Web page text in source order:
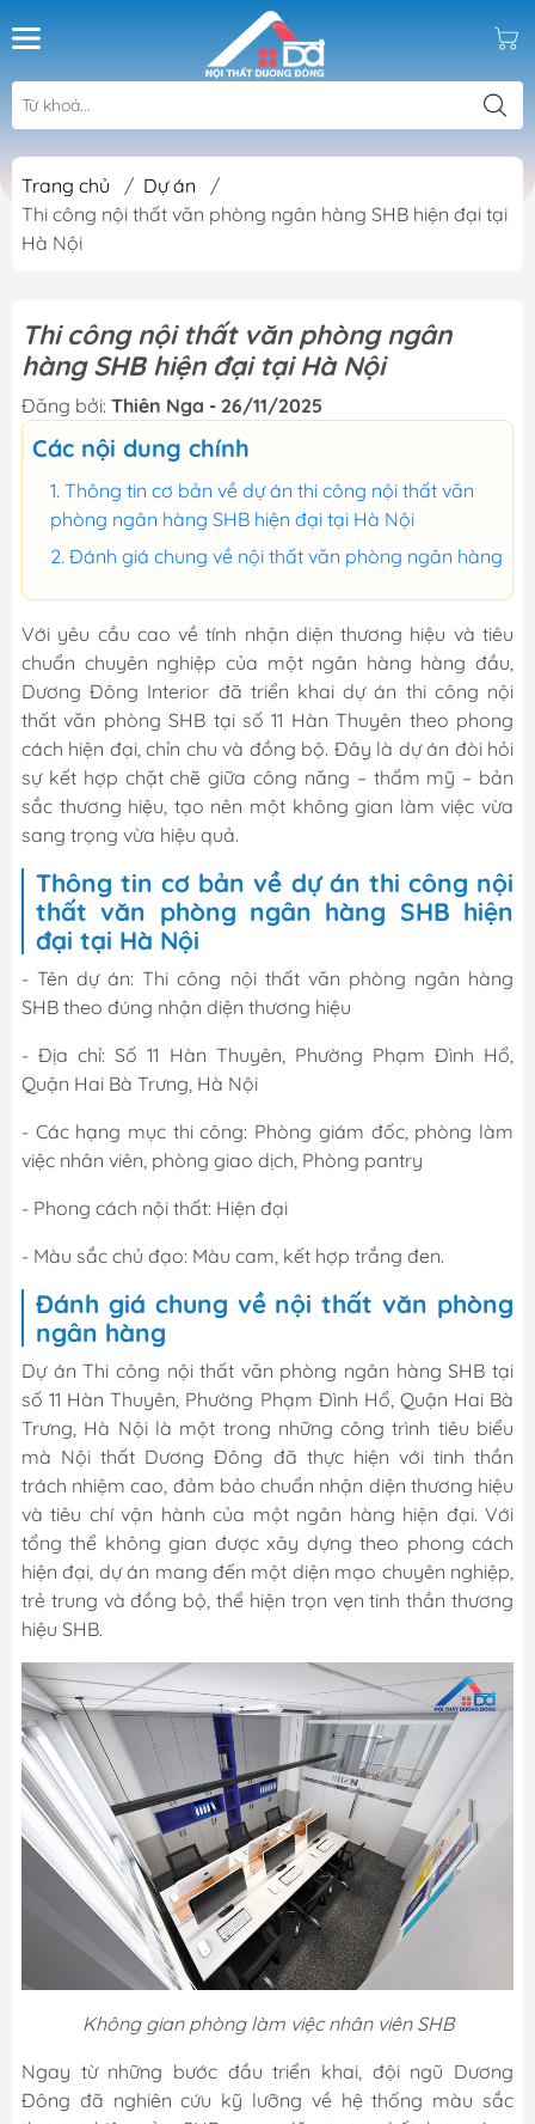
Trang chủ / Dự án
/
Thi công nội thất văn phòng ngân hàng SHB hiện đại tại
Hà Nội
Thi công nội thất văn phòng ngân
hàng SHB hiện đại tại Hà Nội
Đăng bởi: Thiên Nga - 26/11/2025
Các nội dung chính
Thông tin cơ bản về dự án thi công nội thất văn
phòng ngân hàng SHB hiện đại tại Hà Nội
Đánh giá chung về nội thất văn phòng ngân hàng
Với yêu cầu cao về tính nhận diện thương hiệu và tiêu
chuẩn chuyên nghiệp của một ngân hàng hàng đầu,
Dương Đông Interior đã triển khai dự án thi công nội
thất văn phòng SHB tại số 11 Hàn Thuyên theo phong
cách hiện đại, chỉn chu và đồng bộ. Đây là dự án đòi hỏi
sự kết hợp chặt chẽ giữa công năng – thẩm mỹ – bản
sắc thương hiệu, tạo nên một không gian làm việc vừa
sang trọng vừa hiệu quả.
Thông tin cơ bản về dự án thi công nội
thất văn phòng ngân hàng SHB hiện
đại tại Hà Nội
- Tên dự án: Thi công nội thất văn phòng ngân hàng
SHB theo đúng nhận diện thương hiệu
- Địa chỉ: Số 11 Hàn Thuyên, Phường Phạm Đình Hổ,
Quận Hai Bà Trưng, Hà Nội
- Các hạng mục thi công: Phòng giám đốc, phòng làm
việc nhân viên, phòng giao dịch, Phòng pantry
- Phong cách nội thất: Hiện đại
- Màu sắc chủ đạo: Màu cam, kết hợp trắng đen.
Đánh giá chung về nội thất văn phòng
ngân hàng
Dự án Thi công nội thất văn phòng ngân hàng SHB tại
số 11 Hàn Thuyên, Phường Phạm Đình Hổ, Quận Hai Bà
Trưng, Hà Nội là một trong những công trình tiêu biểu
mà Nội thất Dương Đông đã thực hiện với tinh thần
trách nhiệm cao, đảm bảo chuẩn nhận diện thương hiệu
và tiêu chí vận hành của một ngân hàng hiện đại. Với
tổng thể không gian được xây dựng theo phong cách
hiện đại, dự án mang đến một diện mạo chuyên nghiệp,
trẻ trung và đồng bộ, thể hiện trọn vẹn tinh thần thương
hiệu SHB.
Không gian phòng làm việc nhân viên SHB
Ngay từ những bước đầu triển khai, đội ngũ Dương
Đông đã nghiên cứu kỹ lưỡng về hệ thống màu sắc